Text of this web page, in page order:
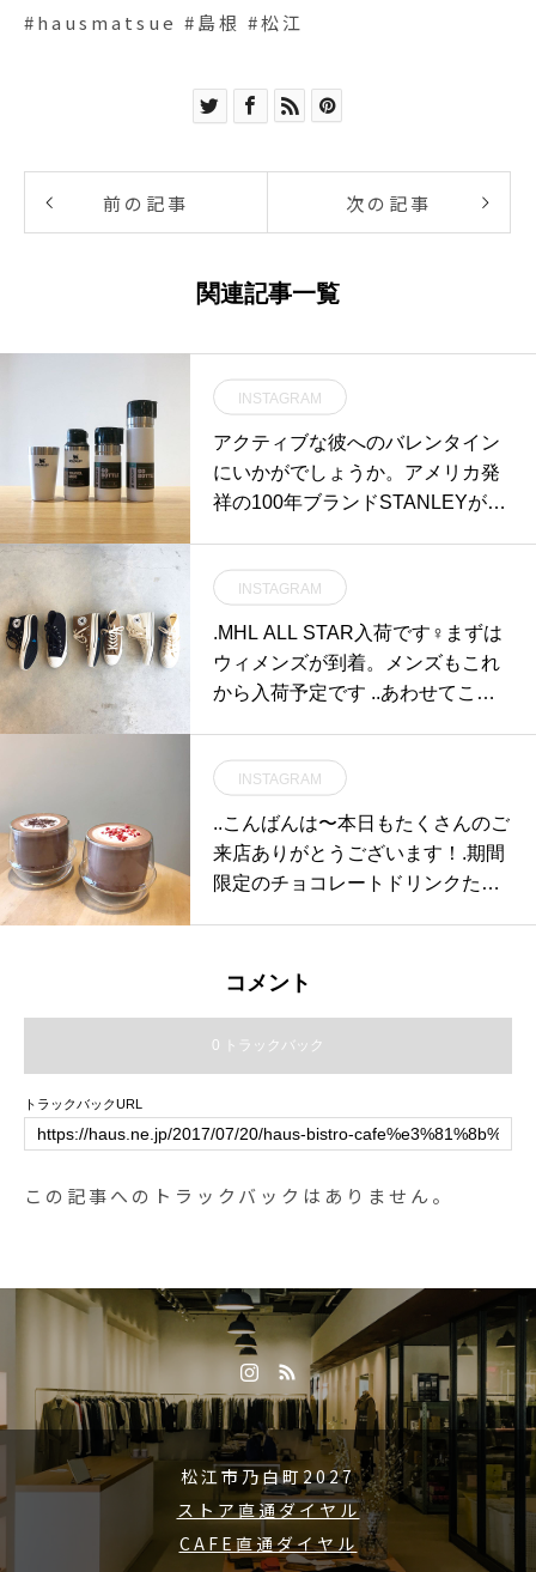
#hausmatsue #島根 #松江
前の記事 次の記事
関連記事一覧
INSTAGRAM
アクティブな彼へのバレンタイン
にいかがでしょうか。アメリカ発
祥の100年ブランドSTANLEYが手
色展開でのご用意になります。ST
ANLEYの魅力である頑丈さと保温
力、クリーンな雰囲気を兼備。幅
広い場面でお使いいただけるプロ
てバレンタインのギフトにいかが
でしょうか？.#stanley#スタンレ
ー#バレンタイン #haus #haus_ma
tsue #hausmatsue #松江カフェ #
島根カフェ #松江旅行#島根旅行#
松江 #島根 #山陰
INSTAGRAM
.MHL ALL STAR入荷です‍♀️まずは
ウィメンズが到着。メンズもこれ
から入荷予定です ..あわせてこち
sneaker#hausmatsue #島根#松江
INSTAGRAM
..こんばんは〜本日もたくさんのご
来店ありがとうございます！.期間
限定のチョコレートドリンクたく
ロベリーショコラ ＞.カカオ70%の
ぱいいちごがアクセントになった
ストロベリーショコラ。どちらも
す…ご了承ください。.期間限定な
のでぜひお試しください♡.. 《HA
US営業時間》＊ショップ 11:00-2
0:00.＊ビストロカフェモーニング.
9:00-11:00 (Lo10:30)ランチ 11:30-
14:00カフェ 14:00-18:00ディナー
18:00-21:00 (Lo20:15)….#new #期
間限定 #冬限定 #winter#drink #ド
リンク#ホットチョコレート#スト
コメント
0 トラックバック
トラックバックURL
この記事へのトラックバックはありません。
松江市乃白町2027
ストア直通ダイヤル
CAFE直通ダイヤル